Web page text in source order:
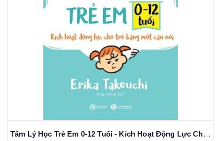
Tâm Lý Học Trẻ Em 0-12 Tuổi - Kích Hoạt Động Lực Cho Trẻ Bằng Một Câu Nói - Erika Takeuchi